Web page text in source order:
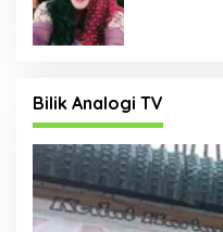
Bilik Analogi TV